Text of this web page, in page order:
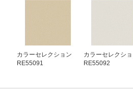
カラーセレクション
RE55091
カラーセレクショ
RE55092